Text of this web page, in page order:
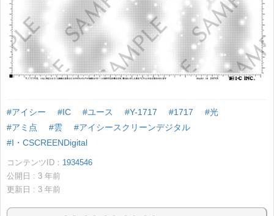
#アイシー #IC #ユース #Y-1717 #1717
#光
#アミ点
#雲
#アイシースクリーンデジタル
#I・CSCREENDigital
コンテンツID： 1934546
公開日 : 3 年前
更新日 : 3 年前